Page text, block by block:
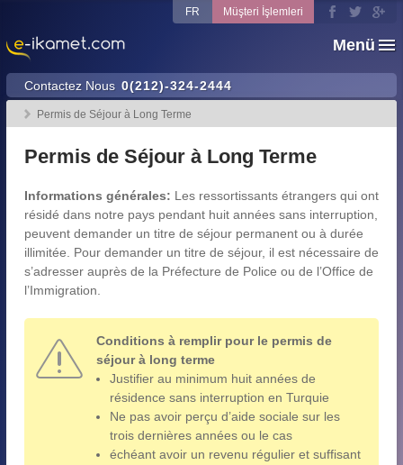
Menü
Contactez Nous 0(212)-324-2444
FR Müşteri İşlemleri
Permis de Séjour à Long Terme
Permis de Séjour à Long Terme
Informations générales: Les ressortissants étrangers qui ont
résidé dans notre pays pendant huit années sans interruption,
peuvent demander un titre de séjour permanent ou à durée
illimitée. Pour demander un titre de séjour, il est nécessaire de
s’adresser auprès de la Préfecture de Police ou de l’Office de
l’Immigration.
Conditions à remplir pour le permis de
séjour à long terme
Justifier au minimum huit années de
résidence sans interruption en Turquie
Ne pas avoir perçu d’aide sociale sur les
trois dernières années ou le cas
échéant avoir un revenu régulier et suffisant